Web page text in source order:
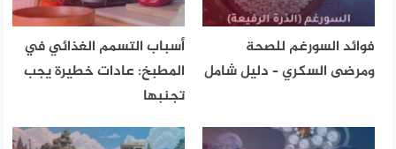
فوائد السورغم للصحة
ومرضى السكري – دليل شامل
أسباب التسمم الغذائي في
المطبخ: عادات خطيرة يجب
تجنبها